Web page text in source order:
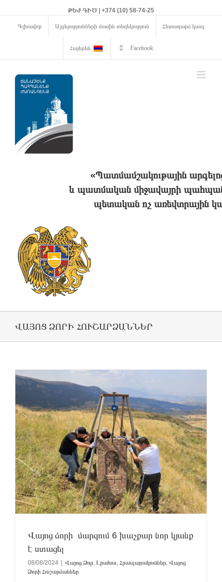
ԹԵԺ ԳԻԾ | +374 (10) 58-74-25
Գլխավոր Այցելությունների մասին տեղեկություն Հետադարձ կապ
Հայերեն Facebook
«Պատմամշակութային
և պատմական միջավայրի
պետական ոչ առեվտրային
ՎԱՅՈՑ ՁՈՐԻ ՀՈՒՇԱՐՁԱՆՆԵՐ
Վայոց ձորի մարզում 6 խաչքար նոր կյանք
է ստացել
08/08/2024 Վայոց Ձոր, Լրահոս, Հրապարակումներ, Վայոց
Ձորի Հուշարձաններ